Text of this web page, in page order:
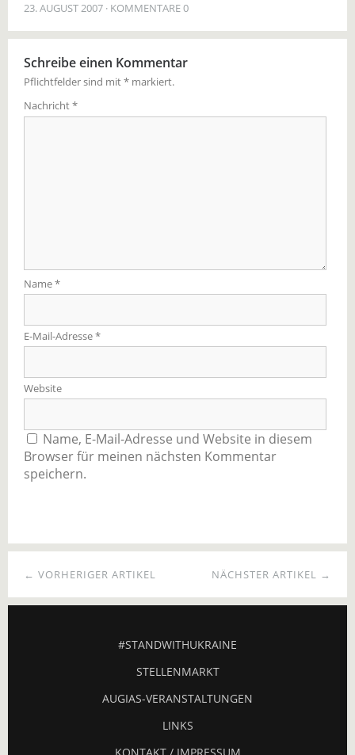
23. AUGUST 2007 KOMMENTARE 0
Schreibe einen Kommentar
Pflichtfelder sind mit* markiert.
Nachricht*
Name*
E-Mail-Adresse*
Website
Name, E-Mail-Adresse und Website in diesem
Browser für meinen nächsten Kommentar
speichern.
NÄCHSTER ARTIKEL →
← VORHERIGER ARTIKEL
#STANDWITHUKRAINE
STELLENMARKT
AUGIAS-VERANSTALTUNGEN
LINKS